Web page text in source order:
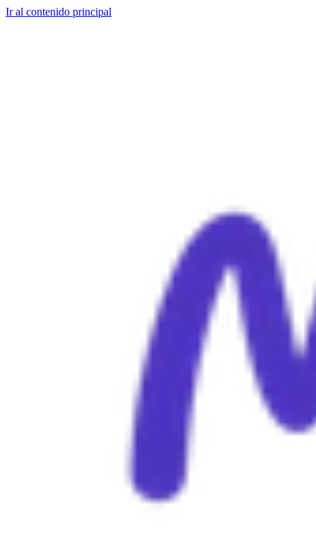
Ir al contenido principal